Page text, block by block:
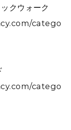
クウォーク
catego
catego